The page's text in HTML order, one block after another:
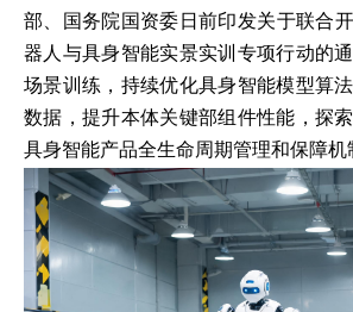
部、国务院国资委日前印发关于联合
器人与具身智能实景实训专项行动的
场景训练，持续优化具身智能模型算
数据，提升本体关键部组件性能，探
具身智能产品全生命周期管理和保障机